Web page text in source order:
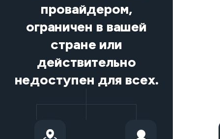
провайдером,
ограничен в вашей
стране или
действительно
недоступен для всех.